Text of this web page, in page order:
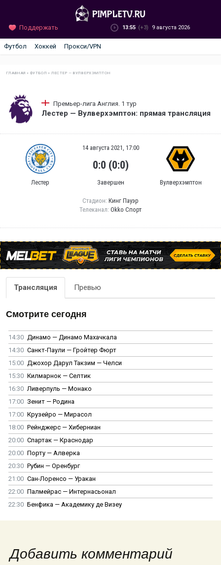
Поддержать 13:55 (+3) 9 августа 2026
Футбол Хоккей Прокси/VPN
ГЛАВНАЯ »ФУТБОЛ » ЛЕСТЕР — ВУЛВЕРХЭМПТОН
Премьер-лига Англия. 1 тур
Лестер — Вулверхэмптон: прямая трансляция
Лестер
14 августа 2021, 17:00
0:0 (0:0)
Завершен Вулверхэмптон
Стадион: Кинг Пауэр
Телеканал: Okko Спорт
Трансляция Превью
Смотрите сегодня
14:30 Динамо — Динамо Махачкала
14:30 Санкт-Паули — Гройтер Фюрт
15:00 Джохор Дарул Такзим — Челси
15:30 Килмарнок — Селтик
16:30 Ливерпуль — Монако
17:00 Зенит — Родина
17:00 Крузейро — Мирасол
18:00 Рейнджерс — Хиберниан
20:00 Спартак — Краснодар
20:00 Порту — Алверка
20:30 Рубин — Оренбург
21:00 Сан-Лоренсо — Уракан
22:00 Палмейрас — Интернасьонал
22:30 Бенфика — Академику де Визеу
Добавить комментарий